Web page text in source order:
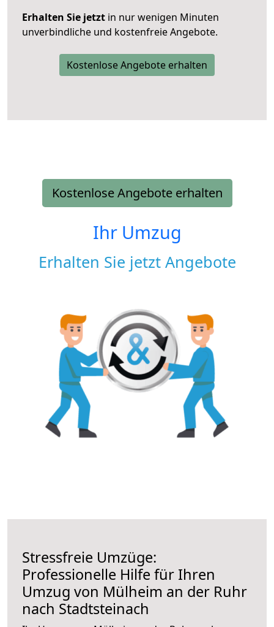
Erhalten Sie jetzt in nur wenigen Minuten
unverbindliche und kostenfreie Angebote.
Kostenlose Angebote erhalten
Kostenlose Angebote erhalten
Ihr Umzug
Erhalten Sie jetzt Angebote
Stressfreie Umzüge:
Professionelle Hilfe für Ihren
Umzug von Mülheim an der Ruhr
nach Stadtsteinach